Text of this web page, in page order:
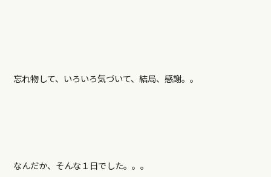
忘れ物して、いろいろ気づいて、結局、感謝。。
なんだか、そんな１日でした。。。